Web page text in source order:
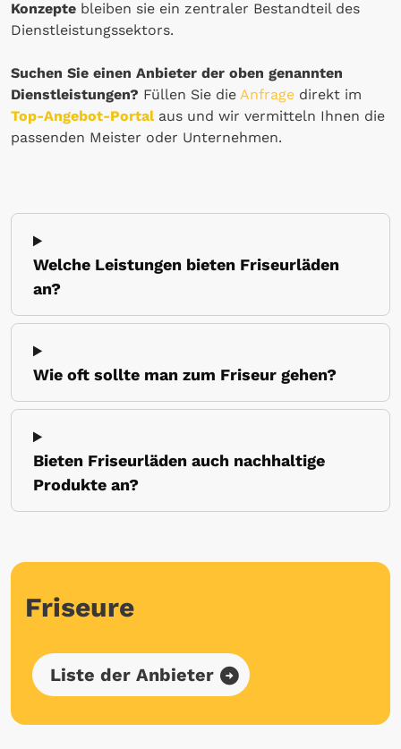
Konzepte bleiben sie ein zentraler Bestandteil des
Dienstleistungssektors.
Suchen Sie einen Anbieter der oben genannten
Dienstleistungen? Füllen Sie die Anfrage direkt im
Top-Angebot-Portalaus und wir vermitteln Ihnen die
passenden Meister oder Unternehmen.
Welche Leistungen bieten Friseurläden
an?
Wie oft sollte man zum Friseur gehen?
Bieten Friseurläden auch nachhaltige
Produkte an?
Friseure
Liste der Anbieter